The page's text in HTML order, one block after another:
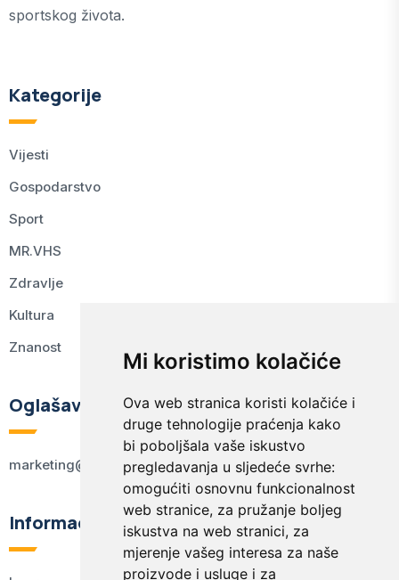
Mi koristimo kolačiće
Ova web stranica koristi kolačiće i
druge tehnologije praćenja kako
bi poboljšala vaše iskustvo
pregledavanja u sljedeće svrhe:
omogućiti osnovnu funkcionalnost
web stranice, za pružanje boljeg
iskustva na web stranici, za
mjerenje vašeg interesa za naše
proizvode i usluge i za
sportskog života.
Kategorije
Vijesti
Gospodarstvo
Sport
MR.VHS
Zdravlje
Kultura
Znanost
Oglašavanje
marketing@kodex.hr
Informacije